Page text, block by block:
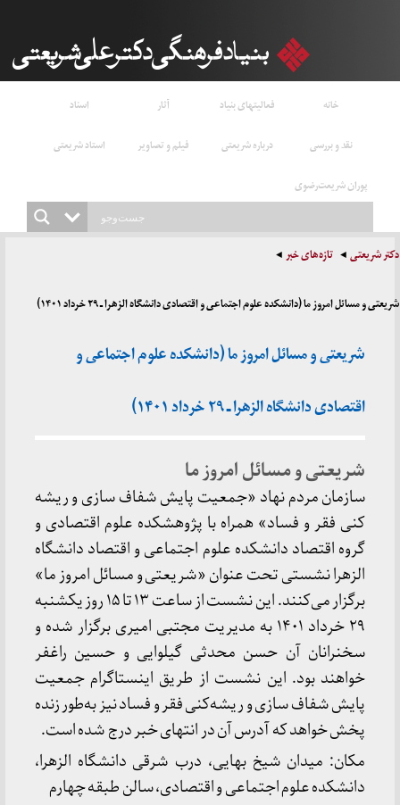
خانه فعالیتهای بنیاد آثار
اسناد
نقد و بررسی
درباره شریعتی فیلم و تصاویر
استاد شریعتی
پوران شریعت‌رضوی
دکتر شریعتی تازه‌های خبر
شریعتی و مسائل امروز ما (دانشکده علوم اجتماعی و اقتصادی دانشگاه الزهرا ـ ۲۹ خرداد ۱۴۰۱)
شریعتی و مسائل امروز ما (دانشکده علوم اجتماعی و
اقتصادی دانشگاه الزهرا ـ ۲۹ خرداد ۱۴۰۱)
شریعتی و مسائل امروز ما
سازمان مردم نهاد «جمعیت پایش شفاف سازی و ریشه
کنی فقر و فساد» همراه با پژوهشکده علوم اقتصادی و
گروه اقتصاد دانشکده علوم اجتماعی و اقتصاد دانشگاه
الزهرا نشستی تحت عنوان «شریعتی و مسائل امروز ما»
برگزار می‌کنند. این نشست از ساعت ۱۳ تا ۱۵ روز یکشنبه
۲۹ خرداد ۱۴۰۱ به مدیریت مجتبی امیری برگزار شده و
سخنرانان آن حسن محدثی گیلوایی و حسین راغفر
خواهند بود. این نشست از طریق اینستاگرام جمعیت
پایش شفاف سازی و ریشه‌کنی فقر و فساد نیز به‌طور زنده
پخش خواهد که آدرس آن در انتهای خبر درج شده است.
مکان: میدان شیخ بهایی، درب شرقی دانشگاه الزهرا،
دانشکده علوم اجتماعی و اقتصادی، سالن طبقه چهارم